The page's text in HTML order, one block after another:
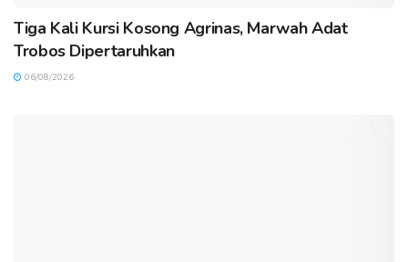
Tiga Kali Kursi Kosong Agrinas, Marwah Adat
Trobos Dipertaruhkan
06/08/2026